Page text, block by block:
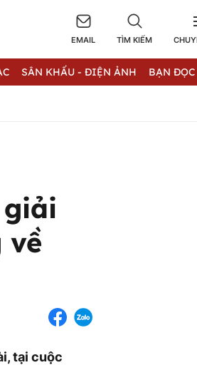
EMAIL TÌM KIẾM
SÂN KHẤU - ĐIỆN ẢNH BẠN ĐỌC
về
tại cuộc